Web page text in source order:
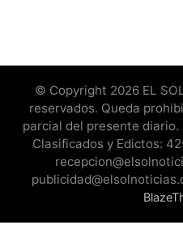
© Copyright 2026 EL
reservados. Queda
parcial del presente
Clasificados y Edictos: